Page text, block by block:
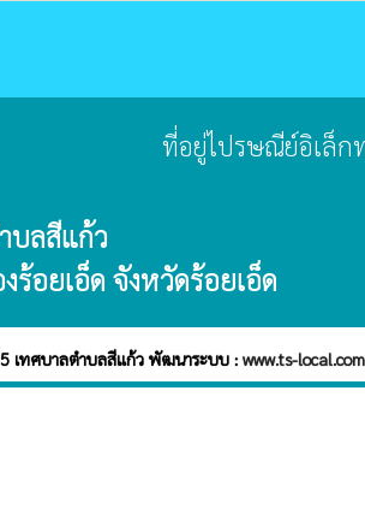
ที่อยู่ไปรษณีย์อิเล็ก
บลสีแก้ว
ร้อยเอ็ด จังหวัดร้อยเอ็ด
เทศบาลตำบลสีแก้ว พัฒนาระบบ : www.ts-local.com